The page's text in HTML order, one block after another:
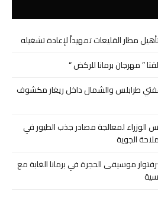
مطار القليعات تمهيداً لإعادة تشغيله
” مهرجان برمانا للركض “
مفتي طرابلس والشمال داخل ريغار مكشوف
الوزراء لمعالجة مصادر جذب الطيور في
الجوية
موسيقى الحجرة في برمانا الغابة مع